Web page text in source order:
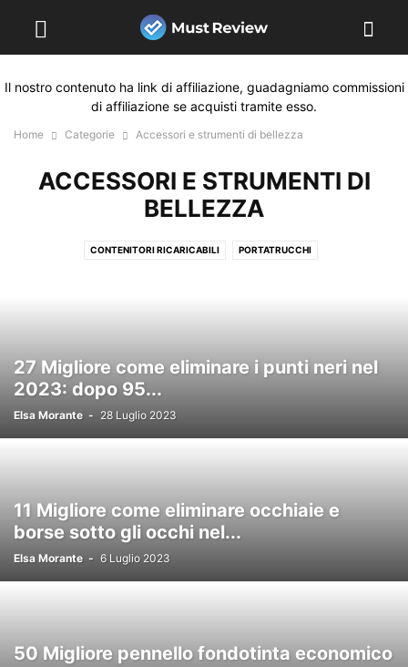
Il nostro contenuto ha link di affiliazione, guadagniamo commissioni
di affiliazione se acquisti tramite esso.
Home Categorie Accessori e strumenti di bellezza
ACCESSORI E STRUMENTI DI
BELLEZZA
CONTENITORI RICARICABILI PORTATRUCCHI
27 Migliore come eliminare i punti neri nel
2023: dopo 95...
Elsa Morante - 28 Luglio 2023
11 Migliore come eliminare occhiaie e
borse sotto gli occhi nel...
Elsa Morante - 6 Luglio 2023
50 Migliore pennello fondotinta economico